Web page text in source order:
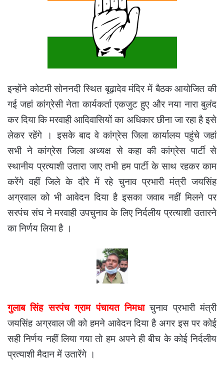
इन्होंने कोटमी सोननदी स्थित बूढ़ादेव मंदिर में बैठक आयोजित की
गई जहां कांग्रेसी नेता कार्यकर्ता एकजुट हुए और नया नारा बुलंद
कर दिया कि मरवाही आदिवासियों का अधिकार छीना जा रहा है इसे
लेकर रहेंगे । इसके बाद वे कांग्रेस जिला कार्यालय पहुंचे जहां
सभी ने कांग्रेस जिला अध्यक्ष से कहा की कांग्रेस पार्टी से
स्थानीय प्रत्याशी उतारा जाए तभी हम पार्टी के साथ रहकर काम
करेंगे वहीं जिले के दौरे में रहे चुनाव प्रभारी मंत्री जयसिंह
अग्रवाल को भी आवेदन दिया है इसका जवाब नहीं मिलने पर
सरपंच संघ ने मरवाही उपचुनाव के लिए निर्दलीय प्रत्याशी उतारने
का निर्णय लिया है ।
गुलाब सिंह सरपंच ग्राम पंचायत निमधाचुनाव प्रभारी मंत्री
जयसिंह अग्रवाल जी को हमने आवेदन दिया है अगर इस पर कोई
सही निर्णय नहीं लिया गया तो हम अपने ही बीच के कोई निर्दलीय
प्रत्याशी मैदान में उतारेंगे ।